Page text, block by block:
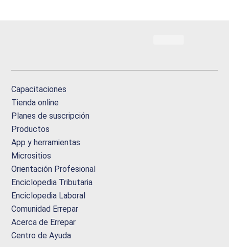
Capacitaciones
Tienda online
Planes de suscripción
Productos
App y herramientas
Micrositios
Orientación Profesional
Enciclopedia Tributaria
Enciclopedia Laboral
Comunidad Errepar
Acerca de Errepar
Centro de Ayuda